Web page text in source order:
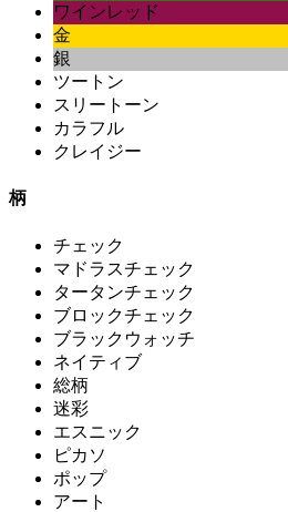
ワインレッド
金
銀
ツートン
スリートーン
カラフル
クレイジー
柄
チェック
マドラスチェック
タータンチェック
ブロックチェック
ブラックウォッチ
ネイティブ
総柄
迷彩
エスニック
ピカソ
ポップ
アート